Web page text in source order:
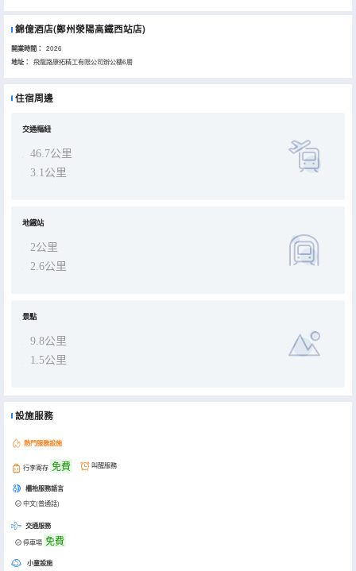
錦億酒店(鄭州滎陽高鐵西站店)
開業時間： 2026
地址： 飛龍路康拓精工有限公司辦公樓6層
住宿周邊
交通樞紐
46.7公里
3.1公里
地鐵站
2公里
2.6公里
景點
9.8公里
1.5公里
設施服務
熱門服務設施
行李寄存 免費 叫醒服務
櫃枱服務語言
中文(普通話)
交通服務
停車場 免費
小童設施